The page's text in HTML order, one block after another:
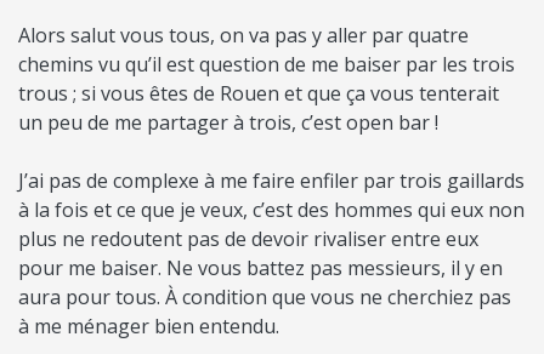
Alors salut vous tous, on va pas y aller par quatre
chemins vu qu’il est question de me baiser par les trois
trous ; si vous êtes de Rouen et que ça vous tenterait
un peu de me partager à trois, c’est open bar !
J’ai pas de complexe à me faire enfiler par trois gaillards
à la fois et ce que je veux, c’est des hommes qui eux non
plus ne redoutent pas de devoir rivaliser entre eux
pour me baiser. Ne vous battez pas messieurs, il y en
aura pour tous. À condition que vous ne cherchiez pas
à me ménager bien entendu.